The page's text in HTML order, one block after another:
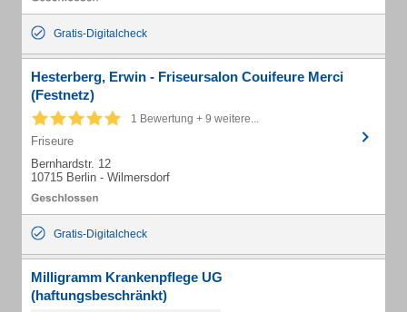
Gratis-Digitalcheck
Hesterberg, Erwin - Friseursalon Couifeure Merci
(Festnetz)
1 Bewertung + 9 weitere...
Friseure
Bernhardstr. 12
10715 Berlin - Wilmersdorf
Gratis-Digitalcheck
Milligramm Krankenpflege UG
(haftungsbeschränkt)